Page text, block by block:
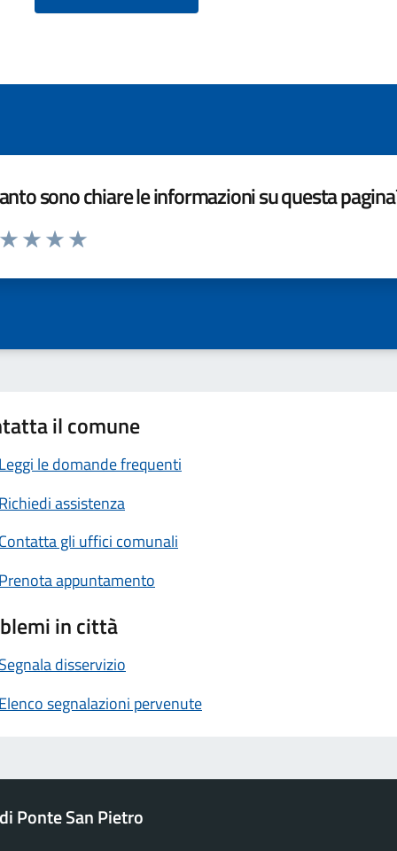
sono chiare le informazioni su questa
da 1 a 5 stelle la pagina
il comune
Leggi le domande frequenti
Richiedi assistenza
Contatta gli uffici comunali
Prenota appuntamento
in città
Segnala disservizio
Elenco segnalazioni pervenute
Ponte San Pietro